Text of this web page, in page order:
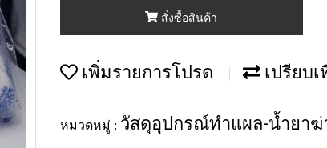
สั่งซื้อสินค้า
เพิ่มรายการโปรด เปรียบ
หมวดหมู่ : วัสดุอุปกรณ์ทำแผล-น้ำยาฆ่